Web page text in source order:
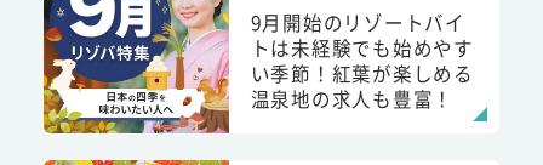
9月開始のリゾートバイ
トは未経験でも始めやす
い季節！紅葉が楽しめる
温泉地の求人も豊富！